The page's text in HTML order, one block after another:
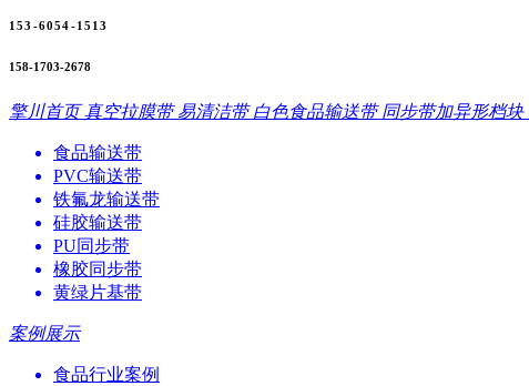
153-6054-1513
158-1703-2678
擎川首页 真空拉膜带 易清洁带 白色食品输送带 同步带加异形档块
食品输送带
PVC输送带
铁氟龙输送带
硅胶输送带
PU同步带
橡胶同步带
黄绿片基带
案例展示
食品行业案例